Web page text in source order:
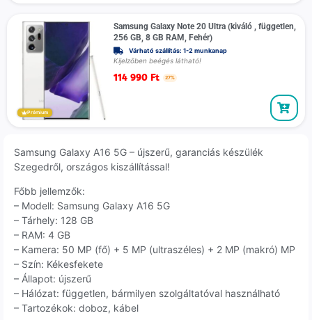
Prémium
Samsung Galaxy Note 20 Ultra (kiváló , független,
256 GB, 8 GB RAM, Fehér)
Várható szállítás: 1-2 munkanap
Kijelzőben beégés látható!
114 990 Ft 27%
Samsung Galaxy A16 5G – újszerű, garanciás készülék
Szegedről, országos kiszállítással!
Főbb jellemzők:
– Modell: Samsung Galaxy A16 5G
– Tárhely: 128 GB
– RAM: 4 GB
– Kamera: 50 MP (fő) + 5 MP (ultraszéles) + 2 MP (makró) MP
– Szín: Kékesfekete
– Állapot: újszerű
– Hálózat: független, bármilyen szolgáltatóval használható
– Tartozékok: doboz, kábel